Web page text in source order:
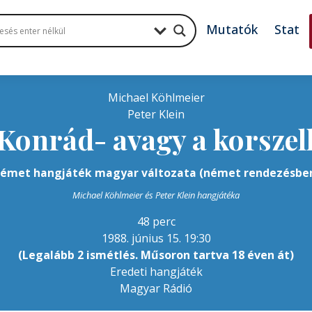
Mutatók Stat
Michael Köhlmeier
Peter Klein
avagy a
hangjáték magyar változata (német
Michael Köhlmeier és Peter Klein hangjátéka
48 perc
1988. június 15. 19:30
(Legalább 2 ismétlés. Műsoron tartva 18 éven át)
Eredeti hangjáték
Magyar Rádió